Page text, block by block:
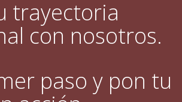
trayectoria
con nosotros.
paso y pon tu